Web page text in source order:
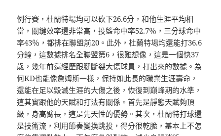
例行賽，杜蘭特場均可以砍下26.6分，和他生涯平均相
當，關鍵效率還非常高，投籃命中率52.7％，三分球命中
率43％，都排在聯盟前20。此外，杜蘭特場均還能打36.6
分鐘，這數據排名全聯盟第6，很難想像，這是一個快37
歲，幾年前還經歷跟腱斷裂大傷球員，打出來的數據。為
何KD也能像詹姆斯一樣，保持如此長的職業生涯壽命，
還能在足以毀滅生涯的大傷之後，恢復到巔峰期的水準，
這其實跟他的​​天賦和打法有關係。首先是靜態天賦夠頂
級，身高臂長，這是先天性的優勢。其次，杜蘭特打球還
是技術流，利用節奏變換跳投，得分很乾脆，基本上不怎